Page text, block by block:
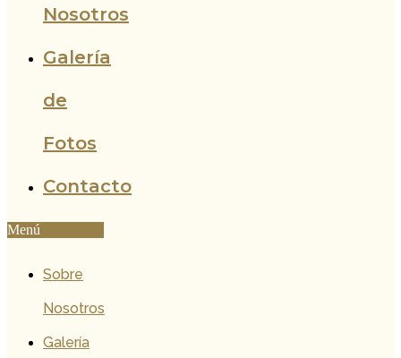
Nosotros
Galería
de
Fotos
Contacto
Menú
Sobre
Nosotros
Galería